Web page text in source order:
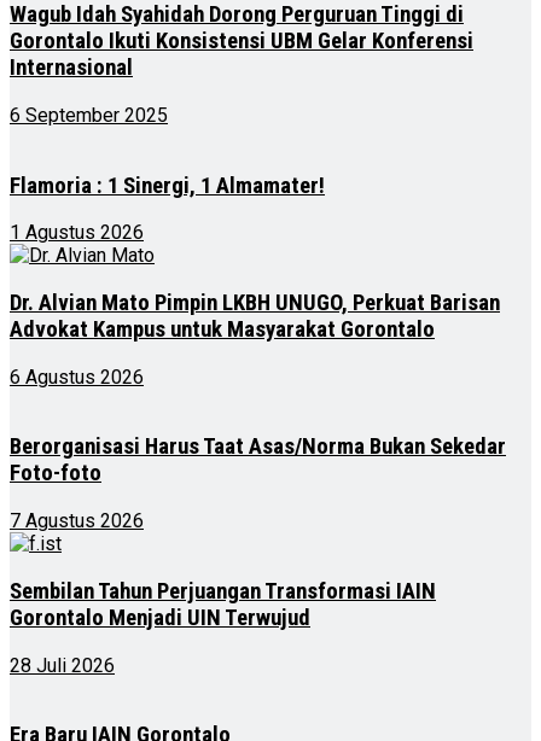
Wagub Idah Syahidah Dorong Perguruan Tinggi di
Gorontalo Ikuti Konsistensi UBM Gelar Konferensi
Internasional
6 September 2025
Flamoria : 1 Sinergi, 1 Almamater!
1 Agustus 2026
Dr. Alvian Mato Pimpin LKBH UNUGO, Perkuat Barisan
Advokat Kampus untuk Masyarakat Gorontalo
6 Agustus 2026
Berorganisasi Harus Taat Asas/Norma Bukan Sekedar
Foto-foto
7 Agustus 2026
Sembilan Tahun Perjuangan Transformasi IAIN
Gorontalo Menjadi UIN Terwujud
28 Juli 2026
Era Baru IAIN Gorontalo